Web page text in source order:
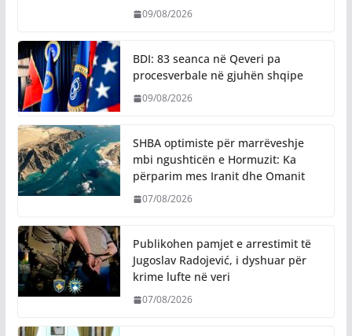
09/08/2026
BDI: 83 seanca në Qeveri pa
procesverbale në gjuhën shqipe
09/08/2026
SHBA optimiste për marrëveshje
mbi ngushticën e Hormuzit: Ka
përparim mes Iranit dhe Omanit
07/08/2026
Publikohen pamjet e arrestimit të
Jugoslav Radojević, i dyshuar për
krime lufte në veri
07/08/2026